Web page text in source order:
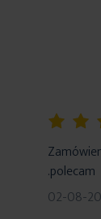
.polecam
02-08-